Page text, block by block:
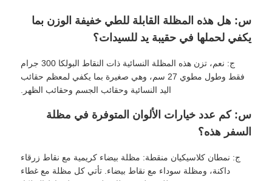
س: هل هذه المظلة القابلة للطي خفيفة الوزن بما
يكفي لحملها في حقيبة يد للسيدات؟
ج: نعم، تزن هذه المظلة النسائية ذات النقاط البولكا 300 جرام
فقط وطول مطوي 27 سم، وهي صغيرة بما يكفي لمعظم حقائب
اليد النسائية وحقائب الجسم وحقائب الظهر.
س: كم عدد خيارات الألوان المتوفرة في مظلة
السفر هذه؟
ج: نمطان كلاسيكيان منقطة: مظلة بيضاء كريمية مع نقاط زرقاء
داكنة، ومظلة سوداء مع نقاط بيضاء. تأتي كل مظلة مع غطاء